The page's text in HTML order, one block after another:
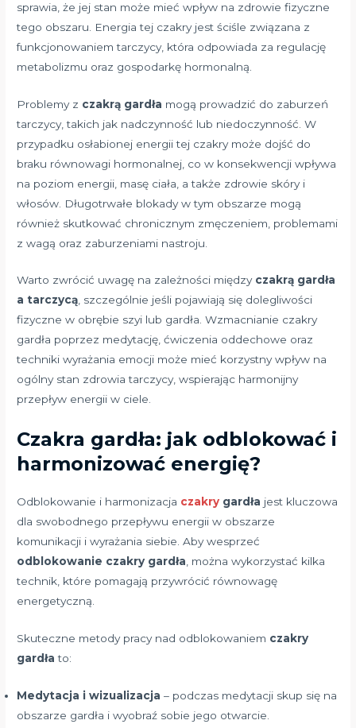
sprawia, że jej stan może mieć wpływ na zdrowie fizyczne
tego obszaru. Energia tej czakry jest ściśle związana z
funkcjonowaniem tarczycy, która odpowiada za regulację
metabolizmu oraz gospodarkę hormonalną.
Problemy z czakrą gardła mogą prowadzić do zaburzeń
tarczycy, takich jak nadczynność lub niedoczynność. W
przypadku osłabionej energii tej czakry może dojść do
braku równowagi hormonalnej, co w konsekwencji wpływa
na poziom energii, masę ciała, a także zdrowie skóry i
włosów. Długotrwałe blokady w tym obszarze mogą
również skutkować chronicznym zmęczeniem, problemami
z wagą oraz zaburzeniami nastroju.
Warto zwrócić uwagę na zależności między czakrą gardła
a tarczycą, szczególnie jeśli pojawiają się dolegliwości
fizyczne w obrębie szyi lub gardła. Wzmacnianie czakry
gardła poprzez medytację, ćwiczenia oddechowe oraz
techniki wyrażania emocji może mieć korzystny wpływ na
ogólny stan zdrowia tarczycy, wspierając harmonijny
przepływ energii w ciele.
Czakra gardła: jak odblokować i
harmonizować energię?
Odblokowanie i harmonizacja czakry gardła jest kluczowa
dla swobodnego przepływu energii w obszarze
komunikacji i wyrażania siebie. Aby wesprzeć
odblokowanie czakry gardła, można wykorzystać kilka
technik, które pomagają przywrócić równowagę
energetyczną.
Skuteczne metody pracy nad odblokowaniem czakry
gardła to:
Medytacja i wizualizacja – podczas medytacji skup się na
obszarze gardła i wyobraź sobie jego otwarcie.